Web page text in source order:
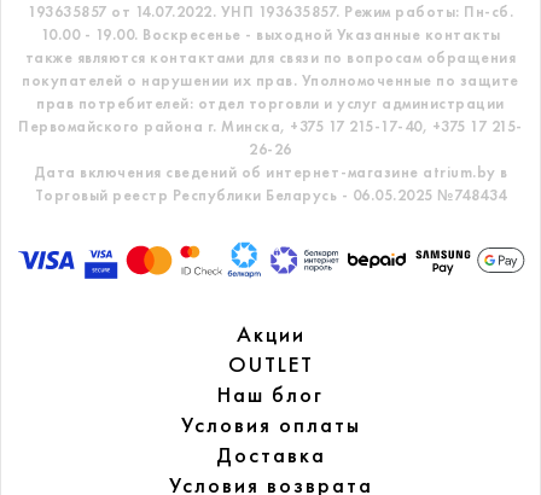
193635857 от 14.07.2022. УНП 193635857. Режим работы: Пн-сб.
10.00 - 19.00. Воскресенье - выходной Указанные контакты
также являются контактами для связи по вопросам обращения
покупателей о нарушении их прав. Уполномоченные по защите
прав потребителей: отдел торговли и услуг администрации
Первомайского района г. Минска, +375 17 215-17-40, +375 17 215-
26-26
Дата включения сведений об интернет-магазине atrium.by в
Торговый реестр Республики Беларусь - 06.05.2025 №748434
Акции
OUTLET
Наш блог
Условия оплаты
Доставка
Условия возврата